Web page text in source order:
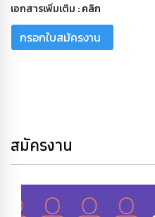
เอกสารเพิ่มเติม :คลิก
กรอกใบสมัครงาน
สมัครงาน